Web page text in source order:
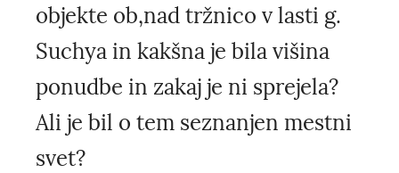
objekte ob,nad tržnico v lasti g.
Suchya in kakšna je bila višina
ponudbe in zakaj je ni sprejela?
Ali je bil o tem seznanjen mestni
svet?